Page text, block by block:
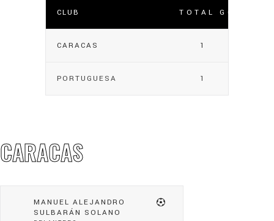
CLUB TOTAL GOLES
CARACAS 1
PORTUGUESA 1
CARACAS
MANUEL ALEJANDRO
SULBARÁN SOLANO